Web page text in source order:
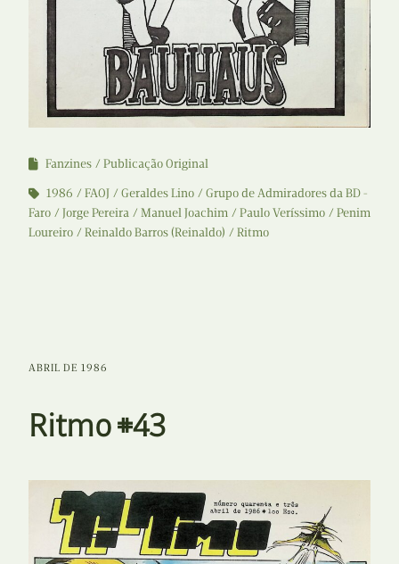
Fanzines
Publicação Original
1986
FAOJ Geraldes Lino
Grupo de Admiradores da BD -
Faro
Jorge Pereira Manuel Joachim Paulo Veríssimo
Penim
Loureiro
Reinaldo Barros (Reinaldo) Ritmo
ABRIL DE 1986
Ritmo #43